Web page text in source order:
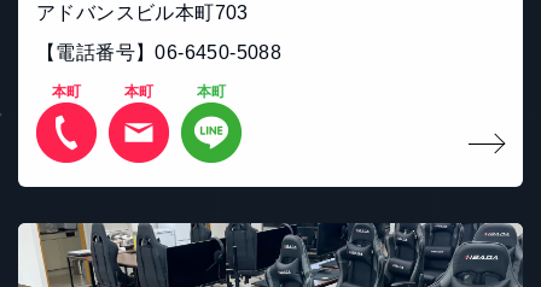
アドバンスビル本町703
【電話番号】06-6450-5088
本町 本町 本町